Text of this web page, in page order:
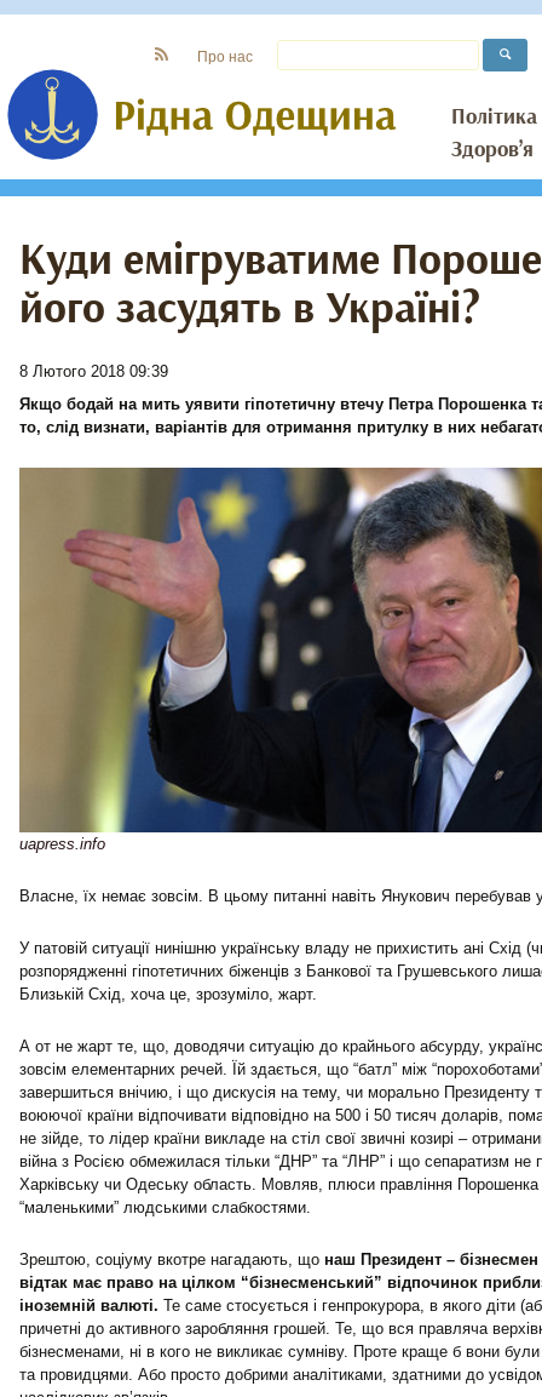
Політика
Здоров’я
Про нас
Куди емігруватиме
його засудять в Україні?
8 Лютого 2018 09:39
Якщо бодай на мить уявити гіпотетичну втечу Петра Порошенка
то, слід визнати, варіантів для отримання притулку в них
uapress.info
Власне, їх немає зовсім. В цьому питанні навіть Янукович
У патовій ситуації нинішню українську владу не прихистить ані Схід
розпорядженні гіпотетичних біженців з Банкової та Грушевського
Близькій Схід, хоча це, зрозуміло, жарт.
А от не жарт те, що, доводячи ситуацію до крайнього абсурду,
зовсім елементарних речей. Їй здається, що “батл” між
завершиться внічию, і що дискусія на тему, чи морально Президенту
воюючої країни відпочивати відповідно на 500 і 50 тисяч доларів,
не зійде, то лідер країни викладе на стіл свої звичні козирі –
війна з Росією обмежилася тільки “ДНР” та “ЛНР” і що сепаратизм
Харківську чи Одеську область. Мовляв, плюси правління
“маленькими” людськими слабкостями.
Зрештою, соціуму вкотре нагадають, що наш Президент –
відтак має право на цілком “бізнесменський” відпочинок
іноземній валюті. Те саме стосується і генпрокурора, в якого діти
причетні до активного заробляння грошей. Те, що вся правляча
бізнесменами, ні в кого не викликає сумніву. Проте краще б вони
та провидцями. Або просто добрими аналітиками, здатними до